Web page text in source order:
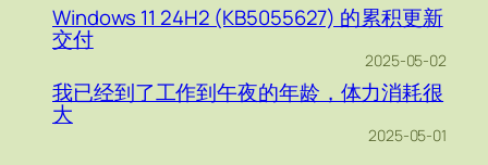
Windows 11 24H2 (KB5055627) 的累积更新
交付
2025-05-02
我已经到了工作到午夜的年龄，体力消耗很
大
2025-05-01